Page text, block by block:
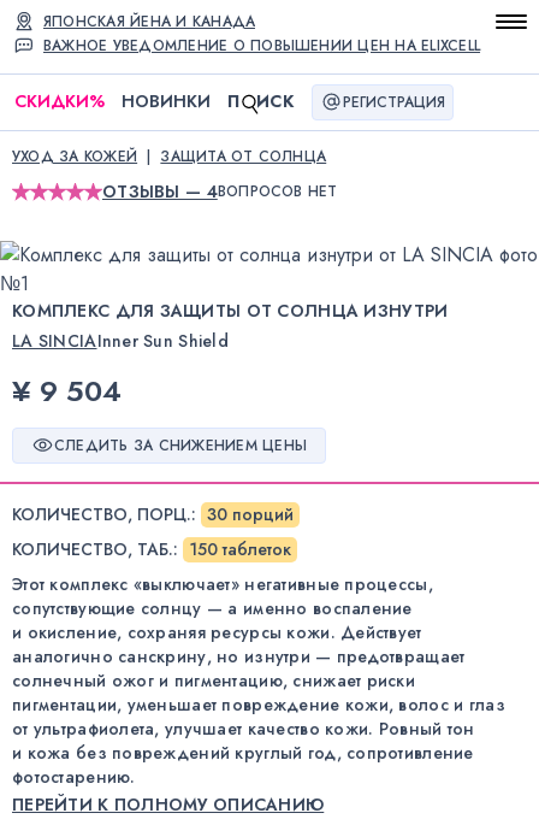
ВАЖНОЕ УВЕДОМЛЕНИЕ О ПОВЫШЕНИИ ЦЕН НА ELIXCELL
ЯПОНСКАЯ ЙЕНА И КАНАДА
СКИДКИ% НОВИНКИ П ИСК РЕГИСТРАЦИЯ
УХОД ЗА КОЖЕЙ ЗАЩИТА ОТ СОЛНЦА
ОТЗЫВЫ — 4ВОПРОСОВ НЕТ
КОМПЛЕКС ДЛЯ ЗАЩИТЫ ОТ СОЛНЦА ИЗНУТРИ
LA SINCIAInner Sun Shield
¥ 9 504
СЛЕДИТЬ ЗА СНИЖЕНИЕМ ЦЕНЫ
КОЛИЧЕСТВО, ПОРЦ.: 30 порций
КОЛИЧЕСТВО, ТАБ.: 150 таблеток
Этот комплекс «выключает» негативные процессы,
сопутствующие солнцу — а именно воспаление
и окисление, сохраняя ресурсы кожи. Действует
аналогично санскрину, но изнутри — предотвращает
солнечный ожог и пигментацию, снижает риски
пигментации, уменьшает повреждение кожи, волос и глаз
от ультрафиолета, улучшает качество кожи. Ровный тон
и кожа без повреждений круглый год, сопротивление
фотостарению.
ПЕРЕЙТИ К ПОЛНОМУ ОПИСАНИЮ